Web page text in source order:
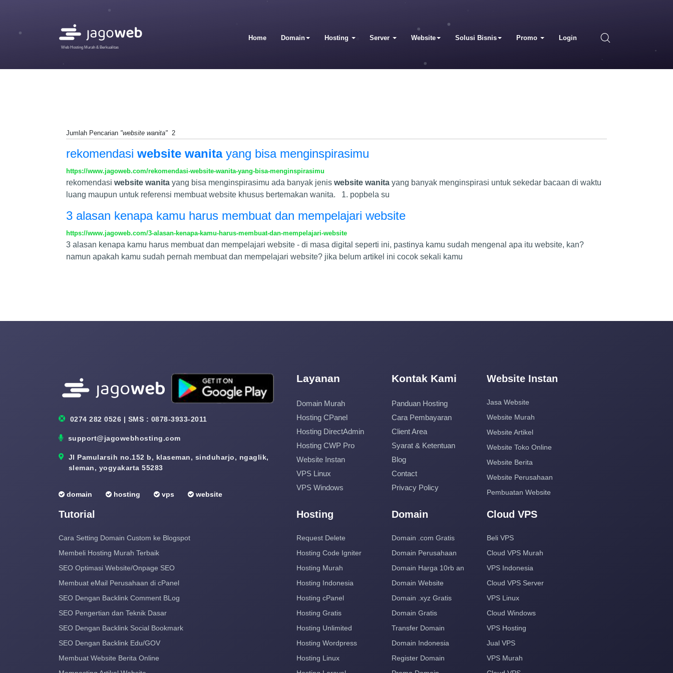
Web Hosting Murah & Berkualitas
Home Domain Hosting Server Website Solusi Bisnis Promo Login
Jumlah Pencarian "website wanita" 2
rekomendasi website wanitayang bisa menginspirasimu
https://www.jagoweb.com/rekomendasi-website-wanita-yang-bisa-menginspirasimu
rekomendasi website wanita yang bisa menginspirasimu ada banyak jenis website wanita yang banyak menginspirasi untuk sekedar bacaan di waktu
luang maupun untuk referensi membuat website khusus bertemakan wanita. 1. popbela su
3 alasan kenapa kamu harus membuat dan mempelajari website
https://www.jagoweb.com/3-alasan-kenapa-kamu-harus-membuat-dan-mempelajari-website
3 alasan kenapa kamu harus membuat dan mempelajari website - di masa digital seperti ini, pastinya kamu sudah mengenal apa itu website, kan?
namun apakah kamu sudah pernah membuat dan mempelajari website? jika belum artikel ini cocok sekali kamu
0274 282 0526 | SMS : 0878-3933-2011
support@jagowebhosting.com
Jl Pamularsih no.152 b, klaseman, sinduharjo, ngaglik,
sleman, yogyakarta 55283
domain hosting vps website
Layanan
Domain Murah
Hosting CPanel
Hosting DirectAdmin
Hosting CWP Pro
Website Instan
VPS Linux
VPS Windows
Kontak Kami
Panduan Hosting
Cara Pembayaran
Client Area
Syarat & Ketentuan
Blog
Contact
Privacy Policy
Website Instan
Jasa Website
Website Murah
Website Artikel
Website Toko Online
Website Berita
Website Perusahaan
Pembuatan Website
Tutorial
Cara Setting Domain Custom ke Blogspot
Membeli Hosting Murah Terbaik
SEO Optimasi Website/Onpage SEO
Membuat eMail Perusahaan di cPanel
SEO Dengan Backlink Comment BLog
SEO Pengertian dan Teknik Dasar
SEO Dengan Backlink Social Bookmark
SEO Dengan Backlink Edu/GOV
Membuat Website Berita Online
Hosting
Request Delete
Hosting Code Igniter
Hosting Murah
Hosting Indonesia
Hosting cPanel
Hosting Gratis
Hosting Unlimited
Hosting Wordpress
Hosting Linux
Domain
Domain .com Gratis
Domain Perusahaan
Domain Harga 10rb an
Domain Website
Domain .xyz Gratis
Domain Gratis
Transfer Domain
Domain Indonesia
Register Domain
Cloud VPS
Beli VPS
Cloud VPS Murah
VPS Indonesia
Cloud VPS Server
VPS Linux
Cloud Windows
VPS Hosting
Jual VPS
VPS Murah